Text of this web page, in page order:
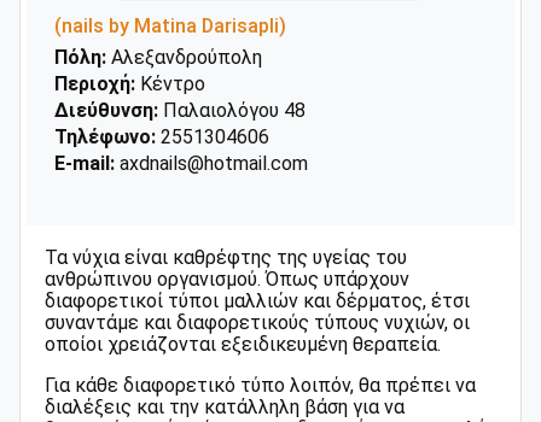
(nails by Matina Darisapli)
Πόλη: Αλεξανδρούπολη
Περιοχή: Κέντρο
Διεύθυνση: Παλαιολόγου 48
Τηλέφωνο: 2551304606
E-mail: axdnails@hotmail.com
Τα νύχια είναι καθρέφτης της υγείας του
ανθρώπινου οργανισμού. Όπως υπάρχουν
διαφορετικοί τύποι μαλλιών και δέρματος, έτσι
συναντάμε και διαφορετικούς τύπους νυχιών, οι
οποίοι χρειάζονται εξειδικευμένη θεραπεία.
Για κάθε διαφορετικό τύπο λοιπόν, θα πρέπει να
διαλέξεις και την κατάλληλη βάση για να